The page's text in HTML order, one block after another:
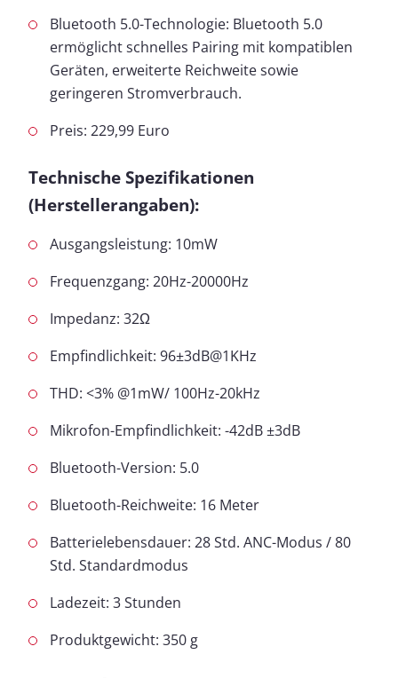
Bluetooth 5.0-Technologie: Bluetooth 5.0
ermöglicht schnelles Pairing mit kompatiblen
Geräten, erweiterte Reichweite sowie
geringeren Stromverbrauch.
Preis: 229,99 Euro
Technische Spezifikationen
(Herstellerangaben):
Ausgangsleistung: 10mW
Frequenzgang: 20Hz-20000Hz
Impedanz: 32Ω
Empfindlichkeit: 96±3dB@1KHz
THD: <3% @1mW/ 100Hz-20kHz
Mikrofon-Empfindlichkeit: -42dB ±3dB
Bluetooth-Version: 5.0
Bluetooth-Reichweite: 16 Meter
Batterielebensdauer: 28 Std. ANC-Modus / 80
Std. Standardmodus
Ladezeit: 3 Stunden
Produktgewicht: 350 g